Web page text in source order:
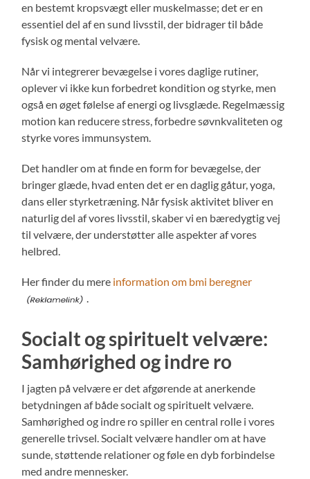
en bestemt kropsvægt eller muskelmasse; det er en
essentiel del af en sund livsstil, der bidrager til både
fysisk og mental velvære.
Når vi integrerer bevægelse i vores daglige rutiner,
oplever vi ikke kun forbedret kondition og styrke, men
også en øget følelse af energi og livsglæde. Regelmæssig
motion kan reducere stress, forbedre søvnkvaliteten og
styrke vores immunsystem.
Det handler om at finde en form for bevægelse, der
bringer glæde, hvad enten det er en daglig gåtur, yoga,
dans eller styrketræning. Når fysisk aktivitet bliver en
naturlig del af vores livsstil, skaber vi en bæredygtig vej
til velvære, der understøtter alle aspekter af vores
helbred.
Her finder du mere information om bmi beregner
.
Socialt og spirituelt velvære:
Samhørighed og indre ro
I jagten på velvære er det afgørende at anerkende
betydningen af både socialt og spirituelt velvære.
Samhørighed og indre ro spiller en central rolle i vores
generelle trivsel. Socialt velvære handler om at have
sunde, støttende relationer og føle en dyb forbindelse
med andre mennesker.